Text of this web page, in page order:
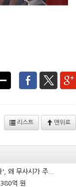
리스트 맨위로
왜 무사시가 주...
억 원